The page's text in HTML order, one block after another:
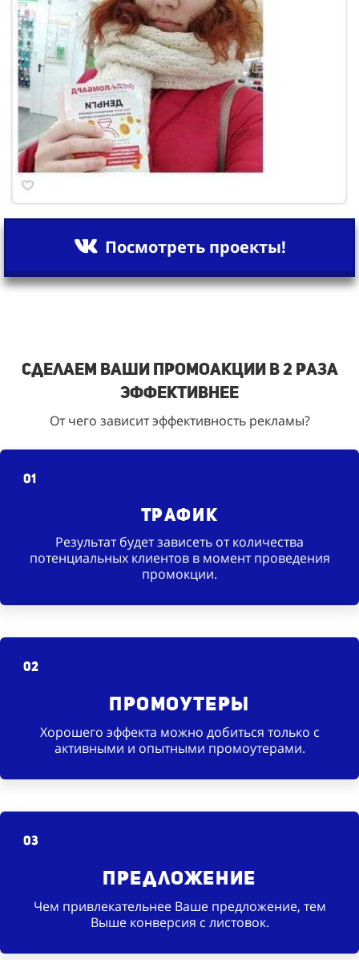
Посмотреть проекты!
Сделаем ваши промоакции в 2 раза
эффективнее
От чего зависит эффективность рекламы?
01
Трафик
Результат будет зависеть от количества
потенциальных клиентов в момент проведения
промокции.
02
Промоутеры
Хорошего эффекта можно добиться только с
активными и опытными промоутерами.
03
Предложение
Чем привлекательнее Ваше предложение, тем
Выше конверсия с листовок.